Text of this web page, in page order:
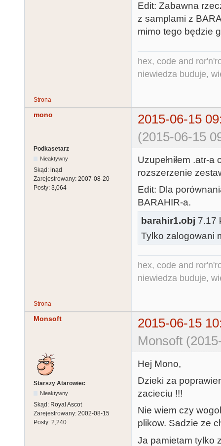
Edit: Zabawna
z samplami z
mimo tego będzie
hex, code and
niewiedza buduje,
Strona
mono
2015-06-15
(2015-06-15
Podkasetarz
Nieaktywny
Skąd: inąd
Zarejestrowany: 2007-08-20
Posty: 3,064
Uzupełniłem .atr-
rozszerzenie
Edit: Dla
BARAHIR-a.
barahir1.obj 7.17
Tylko zalogowani
hex, code and
niewiedza buduje,
Strona
Monsoft
2015-06-15
Monsoft
Starszy Atarowiec
Nieaktywny
Skąd: Royal Ascot
Zarejestrowany: 2002-08-15
Posty: 2,240
Hej Mono,
Dzieki za
zacieciu !!!
Nie wiem czy
plikow. Sadzie ze
Ja pamietam tylko